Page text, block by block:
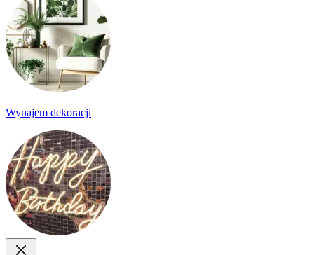
Wynajem dekoracji